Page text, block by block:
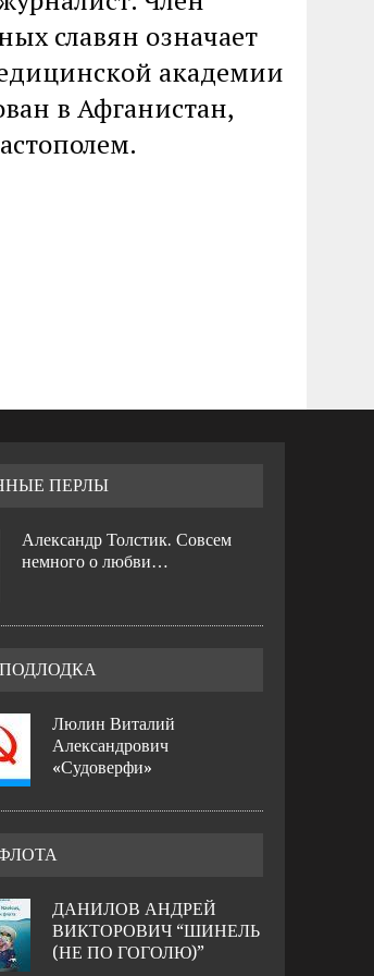
славян означает
академии
в Афганистан,
ПЕРЛЫ
Александр Толстик. Совсем
немного о любви…
Люлин Виталий
Александрович
«Судоверфи»
ДАНИЛОВ АНДРЕЙ
ВИКТОРОВИЧ “ШИНЕЛЬ
(НЕ ПО ГОГОЛЮ)”